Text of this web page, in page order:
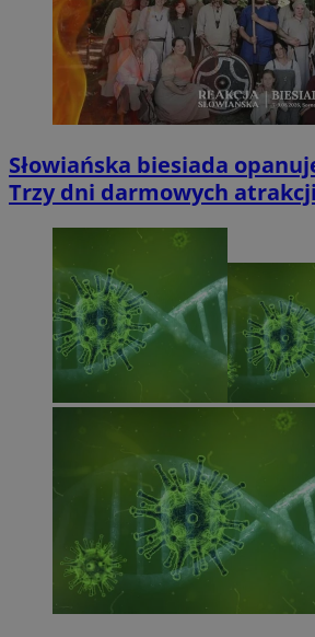
Słowiańska biesiada
Trzy dni darmowych atrakcji